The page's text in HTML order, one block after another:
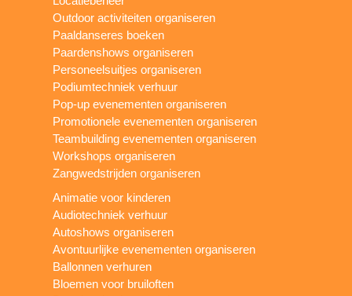
Outdoor activiteiten organiseren
Paaldanseres boeken
Paardenshows organiseren
Personeelsuitjes organiseren
Podiumtechniek verhuur
Pop-up evenementen organiseren
Promotionele evenementen organiseren
Teambuilding evenementen organiseren
Workshops organiseren
Zangwedstrijden organiseren
Animatie voor kinderen
Audiotechniek verhuur
Autoshows organiseren
Avontuurlijke evenementen organiseren
Ballonnen verhuren
Bloemen voor bruiloften